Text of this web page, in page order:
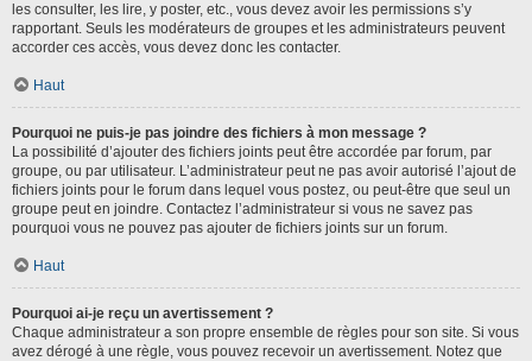
les consulter, les lire, y poster, etc., vous devez avoir les permissions s’y
rapportant. Seuls les modérateurs de groupes et les administrateurs peuvent
accorder ces accès, vous devez donc les contacter.
Haut
Pourquoi ne puis-je pas joindre des fichiers à mon message ?
La possibilité d’ajouter des fichiers joints peut être accordée par forum, par
groupe, ou par utilisateur. L’administrateur peut ne pas avoir autorisé l’ajout de
fichiers joints pour le forum dans lequel vous postez, ou peut-être que seul un
groupe peut en joindre. Contactez l’administrateur si vous ne savez pas
pourquoi vous ne pouvez pas ajouter de fichiers joints sur un forum.
Haut
Pourquoi ai-je reçu un avertissement ?
Chaque administrateur a son propre ensemble de règles pour son site. Si vous
avez dérogé à une règle, vous pouvez recevoir un avertissement. Notez que